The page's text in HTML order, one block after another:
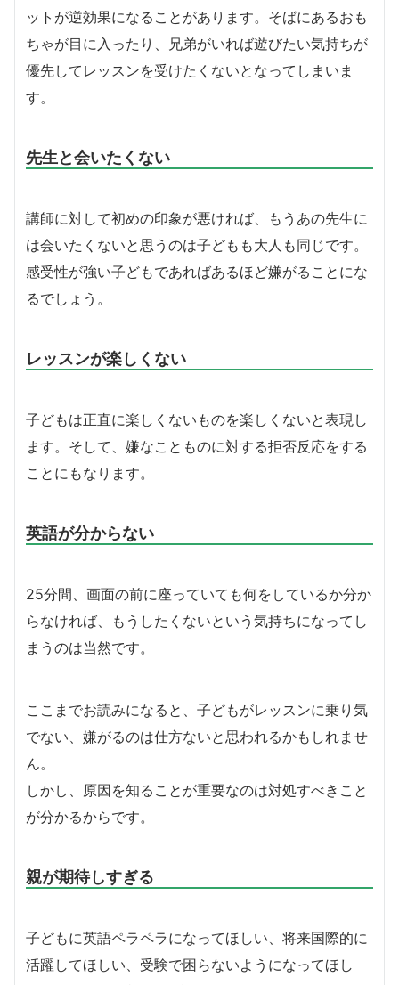
ットが逆効果になることがあります。そばにあるおも
ちゃが目に入ったり、兄弟がいれば遊びたい気持ちが
優先してレッスンを受けたくないとなってしまいま
す。
先生と会いたくない
講師に対して初めの印象が悪ければ、もうあの先生に
は会いたくないと思うのは子どもも大人も同じです。
感受性が強い子どもであればあるほど嫌がることにな
るでしょう。
レッスンが楽しくない
子どもは正直に楽しくないものを楽しくないと表現し
ます。そして、嫌なことものに対する拒否反応をする
ことにもなります。
英語が分からない
25分間、画面の前に座っていても何をしているか分か
らなければ、もうしたくないという気持ちになってし
まうのは当然です。
ここまでお読みになると、子どもがレッスンに乗り気
でない、嫌がるのは仕方ないと思われるかもしれませ
ん。
しかし、原因を知ることが重要なのは対処すべきこと
が分かるからです。
親が期待しすぎる
子どもに英語ペラペラになってほしい、将来国際的に
活躍してほしい、受験で困らないようになってほし